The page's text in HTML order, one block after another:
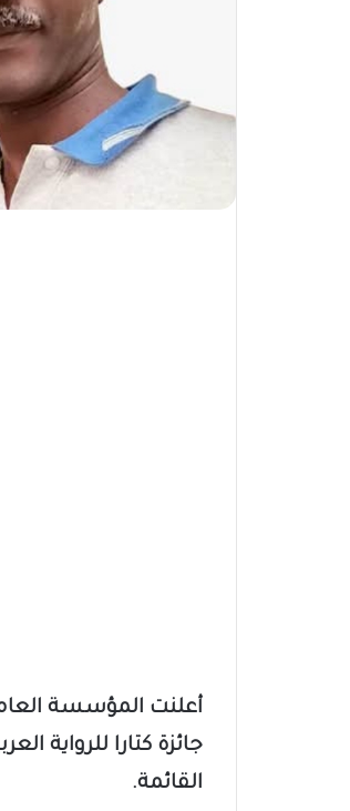
أعلنت المؤسسة
جائزة كتارا للرواية
القائمة.